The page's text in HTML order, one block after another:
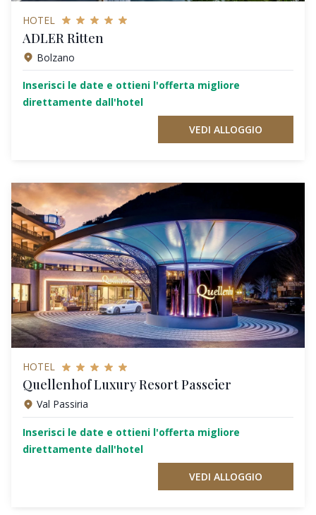
HOTEL
ADLER Ritten
Bolzano
Inserisci le date e ottieni l'offerta migliore
direttamente dall'hotel
VEDI ALLOGGIO
HOTEL
Quellenhof Luxury Resort Passeier
Val Passiria
Inserisci le date e ottieni l'offerta migliore
direttamente dall'hotel
VEDI ALLOGGIO